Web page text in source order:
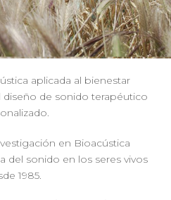
aplicada al bienestar
diseño de sonido terapéutico
en Bioacústica
del sonido en los seres vivos
1985.